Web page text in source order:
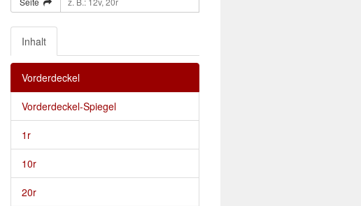
Inhalt
Vorderdeckel
Vorderdeckel-Spiegel
1r
10r
20r